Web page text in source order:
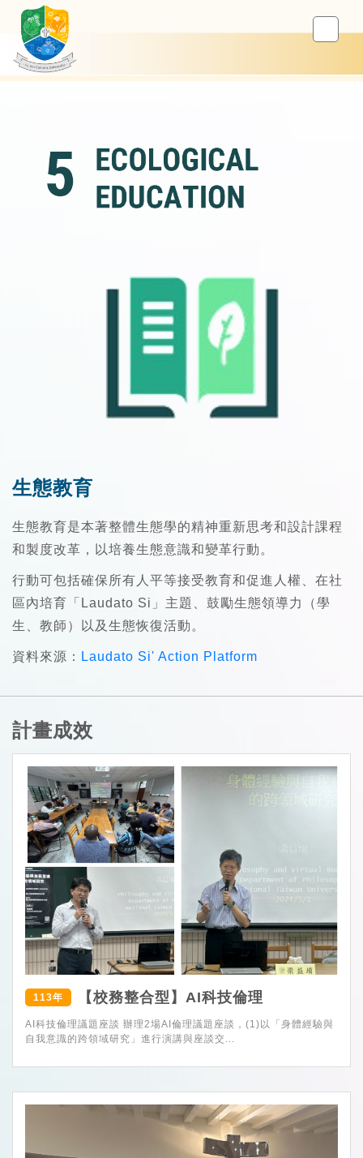
生態教育
生態教育是本著整體生態學的精神重新思考和設計課程
和製度改革，以培養生態意識和變革行動。
行動可包括確保所有人平等接受教育和促進人權、在社
區內培育「Laudato Si」主題、鼓勵生態領導力（學
生、教師）以及生態恢復活動。
資料來源： Laudato Si' Action Platform
計畫成效
113年 【校務整合型】AI科技倫理
AI科技倫理議題座談 辦理2場AI倫理議題座談，(1)以「身體經驗與
自我意識的跨領域研究」進行演講與座談交...